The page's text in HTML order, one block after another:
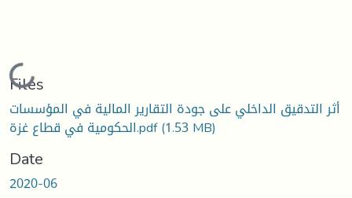
Loading...
Files
أثر التدقيق الداخلي على جودة التقارير المالية في المؤسسات
الحكومية في قطاع غزة.pdf(1.53 MB)
Date
2020-06